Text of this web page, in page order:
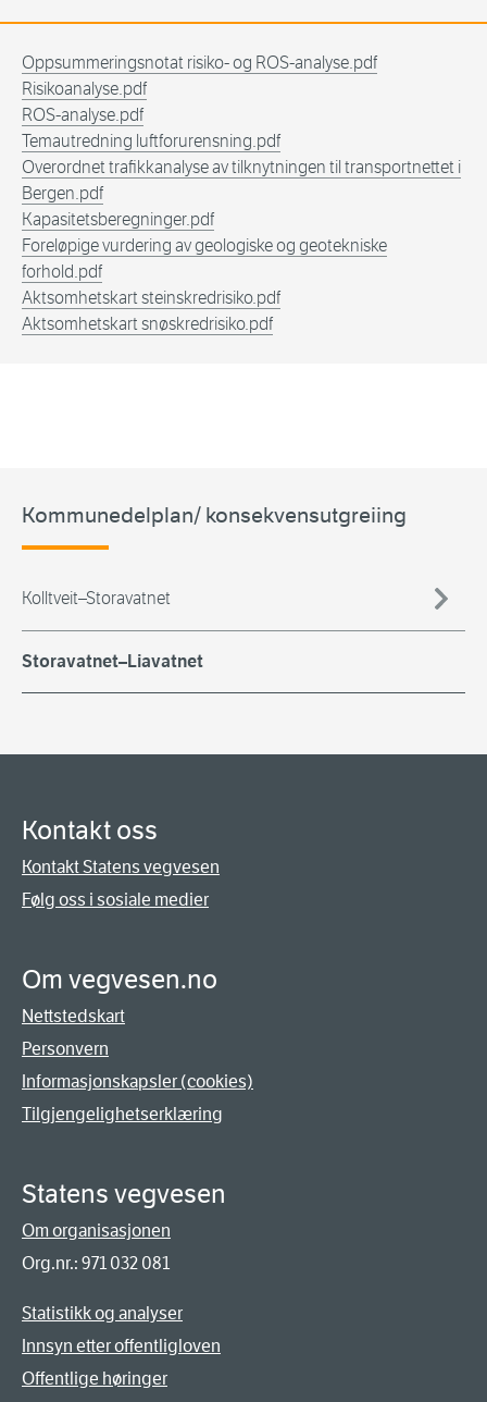
Oppsummeringsnotat risiko- og ROS-analyse.pdf
Risikoanalyse.pdf
ROS-analyse.pdf
Temautredning luftforurensning.pdf
Overordnet trafikkanalyse av tilknytningen til transportnettet i
Bergen.pdf
Kapasitetsberegninger.pdf
Foreløpige vurdering av geologiske og geotekniske
forhold.pdf
Aktsomhetskart steinskredrisiko.pdf
Aktsomhetskart snøskredrisiko.pdf
Kommunedelplan/ konsekvensutgreiing
Kolltveit–Storavatnet
Storavatnet–Liavatnet
Kontakt oss
Kontakt Statens vegvesen
Følg oss i sosiale medier
Om vegvesen.no
Nettstedskart
Personvern
Informasjonskapsler (cookies)
Tilgjengelighetserklæring
Statens vegvesen
Om organisasjonen
Org.nr.: 971 032 081
Statistikk og analyser
Innsyn etter offentligloven
Offentlige høringer